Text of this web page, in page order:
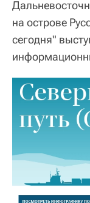
на острове
сегодня"